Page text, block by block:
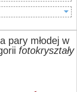
pary młodej w
fotokryształy